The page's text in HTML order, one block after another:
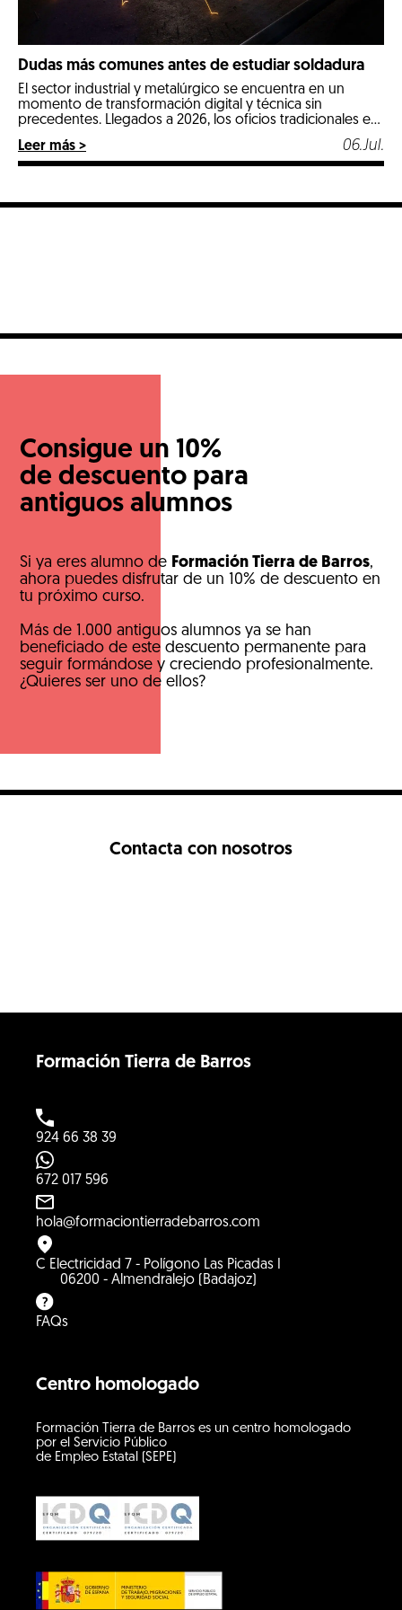
Dudas más comunes antes de estudiar soldadura
El sector industrial y metalúrgico se encuentra en un
momento de transformación digital y técnica sin
precedentes. Llegados a 2026, los oficios tradicionales e
opciones más estables, seguras y mejor remuneradas del
mercado laboral. Entre todos ellos, la soldadura destaca
Leer más > 06.Jul.
Consigue un 10%
de descuento para
antiguos alumnos
Si ya eres alumno de Formación Tierra de Barros,
ahora puedes disfrutar de un 10% de descuento en
tu próximo curso.
Más de 1.000 antiguos alumnos ya se han
beneficiado de este descuento permanente para
seguir formándose y creciendo profesionalmente.
¿Quieres ser uno de ellos?
Contacta con nosotros
Centro homologado
Formación Tierra de Barros es un centro homologado
por el Servicio Público
de Empleo Estatal (SEPE)
Formación Tierra de Barros
924 66 38 39
672 017 596
hola@formaciontierradebarros.com
C Electricidad 7 - Polígono Las Picadas I
06200 - Almendralejo (Badajoz)
FAQs